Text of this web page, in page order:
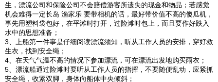
生，漂流公司和保险公司不会赔偿游客所遗失的现金和物品；若感觉
机会难得一定长岛 渔家乐 要带相机的话，最好带价值不高的傻瓜机，
事先用塑料袋包好，在平滩时打开，过险滩时包上，而且要作好跌入
水中的思想准备；
3、上船第一件事是仔细阅读漂流须知，听从工作人员的安排，穿好救
生衣，找到安全绳；
4、在天气气温不高的情况下参加漂流，可在漂流出发地购买雨衣；
5、漂流船通过险滩时要听从工作人员的指挥，不要随便乱动，应紧抓
安全绳，收紧双脚，身体向船体中央倾斜；